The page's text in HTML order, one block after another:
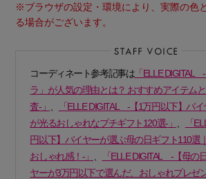
※ブラウザの設定・環境により、実際の色
る場合がございます。
コーディネート参考記事は「ELLE DIGITAL
ラ」が人気の理由とは？ おすすめアイテム
査-」
「ELLE DIGITAL -【1万円以下】バ
が光るおしゃれなプチギフト120選-」
「
円以下】バイヤーが選ぶ母の日ギフト110選
おしゃれ感！-」
「ELLE DIGITAL -【母の
ヤーが3万円以下で選んだ、おしゃれプレゼ